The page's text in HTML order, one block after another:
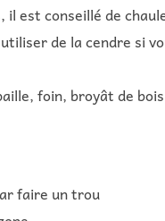
est conseillé de
de la cendre si
foin, broyât de
faire un trou